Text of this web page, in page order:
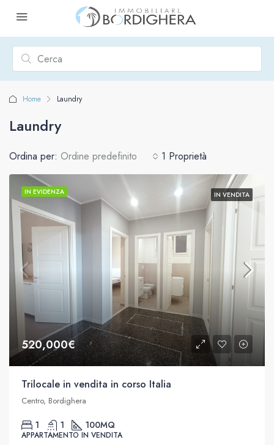
Home Laundry
Laundry
1 Proprietà
Ordina per: Ordine predefinito
IN EVIDENZA IN VENDITA
520,000€
Trilocale in vendita in corso Italia
Centro, Bordighera
1 1 100MQ
APPARTAMENTO IN VENDITA